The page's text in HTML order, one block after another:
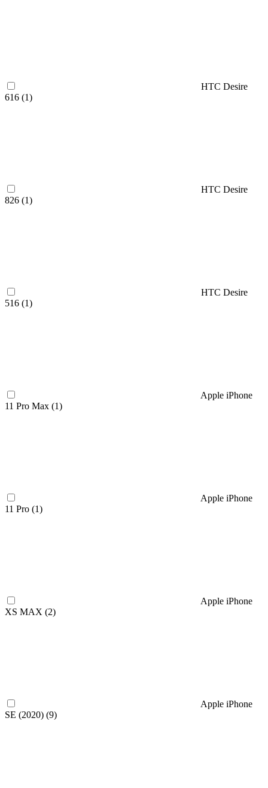
HTC Desire
616 (1)
HTC Desire
826 (1)
HTC Desire
516 (1)
Apple iPhone
11 Pro Max (1)
Apple iPhone
11 Pro (1)
Apple iPhone
XS MAX (2)
Apple iPhone
SE (2020) (9)